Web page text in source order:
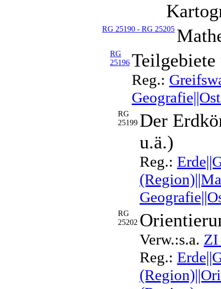
RG 25190 - RG 25205
RG
25196
Reg.:
RG
25199 Der
u.ä.)
Reg.:
RG
25202
Verw.:s.a. ZI
Reg.: